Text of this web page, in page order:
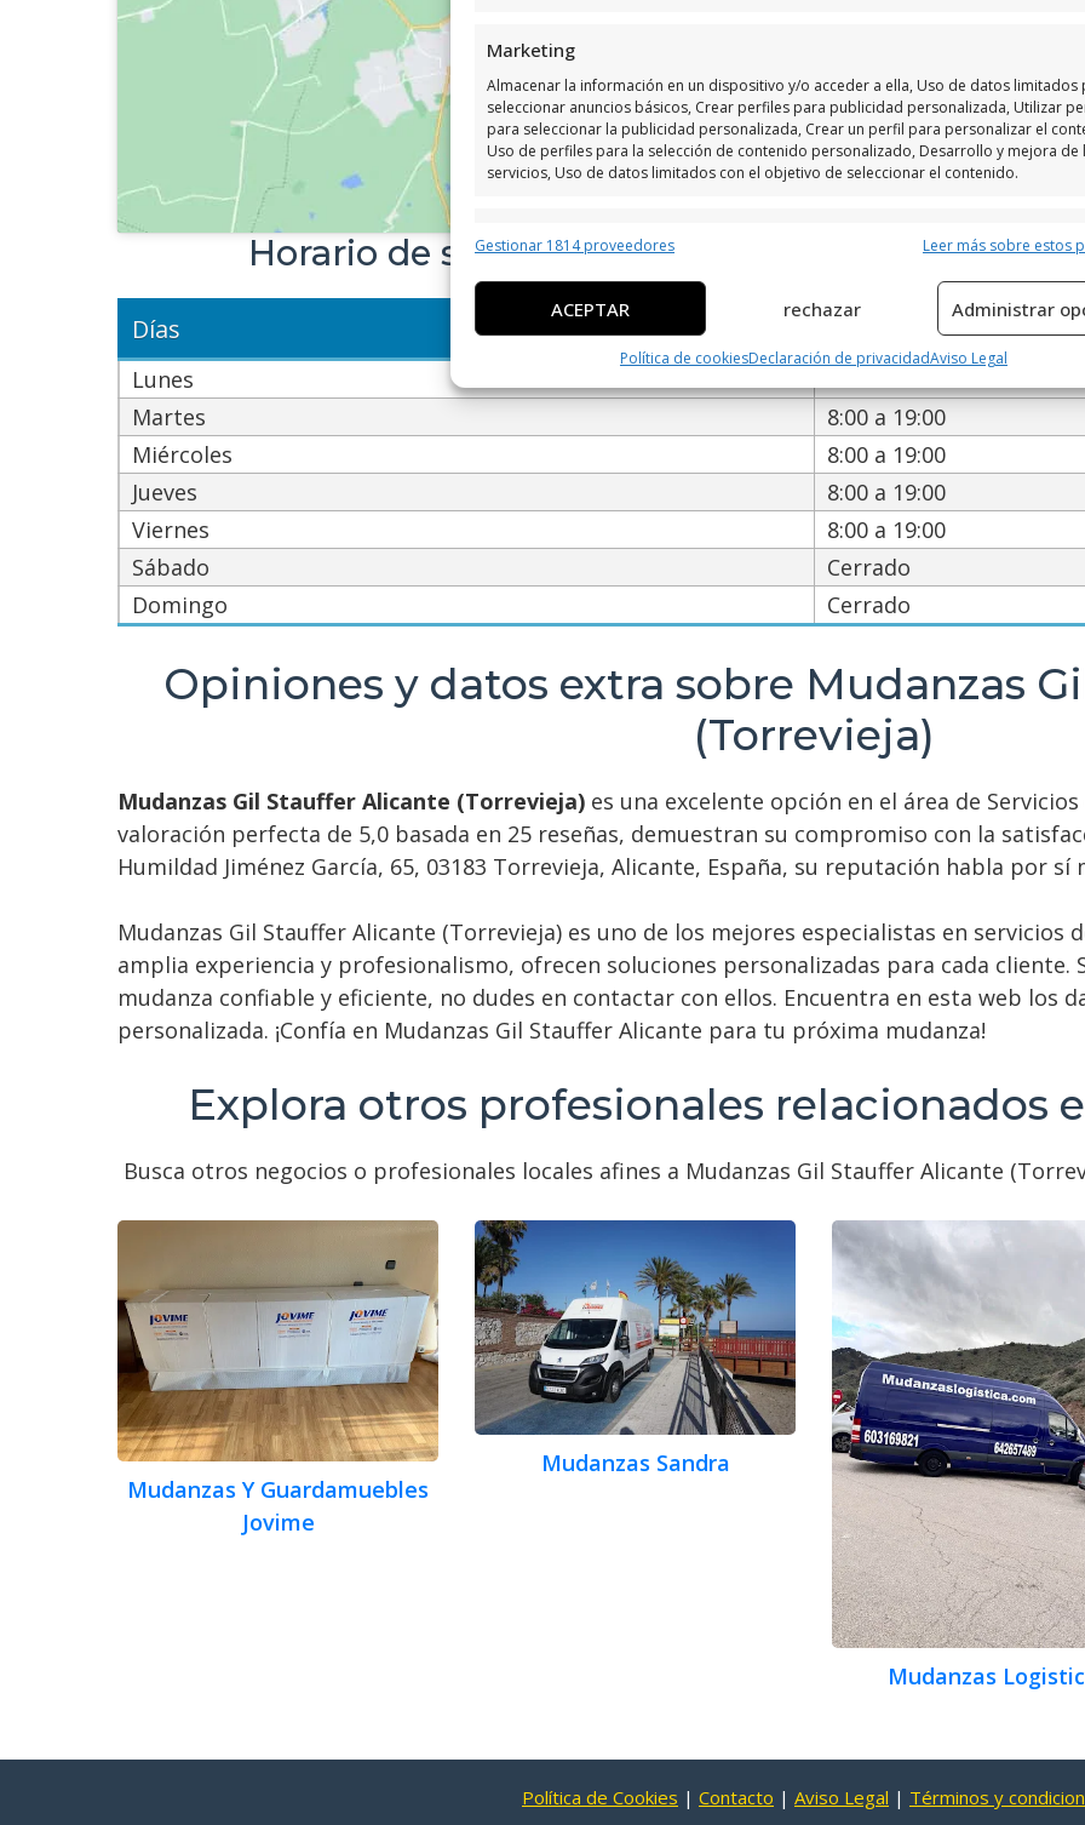
Marketing
Almacenar la información en un dispositivo y/o acceder a ella, Uso de datos limitados
seleccionar anuncios básicos, Crear perfiles para publicidad personalizada, Utilizar
para seleccionar la publicidad personalizada, Crear un perfil para personalizar el
Uso de perfiles para la selección de contenido personalizado, Desarrollo y mejora de
servicios, Uso de datos limitados con el objetivo de seleccionar el contenido.
Características
Vincular diferentes dispositivos, Identificación de dispositivos en función de la
información transmitida de forma automática.
Utilizar datos de localización geográfica precisa, Identificar los
dispositivos en función de la información solicitada activamente.
Garantizar la seguridad, evitar y detectar fraudes, y eliminar
fallos, Ofrecer y presentar publicidad y contenido, Guardar y
comunicar las preferencias de privacidad.
Gestionar 1814 proveedores Leer más sobre estos
ACEPTAR rechazar Administrar
Política de cookiesDeclaración de privacidadAviso Legal
Horario de servicio de Mudanzas Gil Stauffer
Días
Lunes
Martes
8:00 a 19:00
Miércoles
8:00 a 19:00
Jueves
8:00 a 19:00
Viernes
8:00 a 19:00
Sábado
Cerrado
Domingo
Cerrado
Opiniones y datos extra sobre Mudanzas
(Torrevieja)
Mudanzas Gil Stauffer Alicante (Torrevieja) es una excelente opción en el área de
valoración perfecta de 5,0 basada en 25 reseñas, demuestran su compromiso con la
Humildad Jiménez García, 65, 03183 Torrevieja, Alicante, España, su reputación habla por sí
Mudanzas Gil Stauffer Alicante (Torrevieja) es uno de los mejores especialistas en servicios
amplia experiencia y profesionalismo, ofrecen soluciones personalizadas para cada cliente.
mudanza confiable y eficiente, no dudes en contactar con ellos. Encuentra en esta web los
personalizada. ¡Confía en Mudanzas Gil Stauffer Alicante para tu próxima mudanza!
Explora otros profesionales relacionados
Busca otros negocios o profesionales locales afines a Mudanzas Gil Stauffer Alicante
Mudanzas Y Guardamuebles
Jovime
Mudanzas Sandra
Mudanzas
Política de Cookies | Contacto | Aviso Legal | Términos y